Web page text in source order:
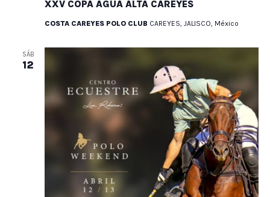
XXV COPA AGUA ALTA CAREYES
COSTA CAREYES POLO CLUB CAREYES, JALISCO, México
SÁB
12